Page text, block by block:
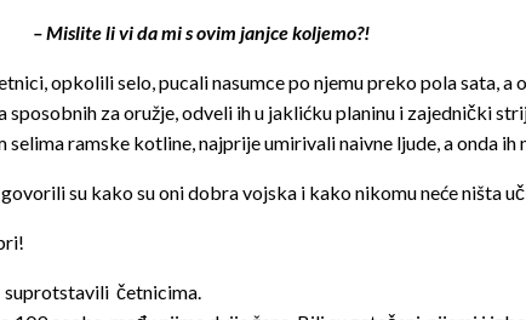
– Mislite li vi da mi s ovim janjce koljemo?!
opkolili selo, pucali nasumce po njemu preko pola sata,
za oružje, odveli ih u jaklićku planinu i zajednički
ramske kotline, najprije umirivali naivne ljude, a onda
su kako su oni dobra vojska i kako nikomu neće ništa
suprotstavili četnicima.